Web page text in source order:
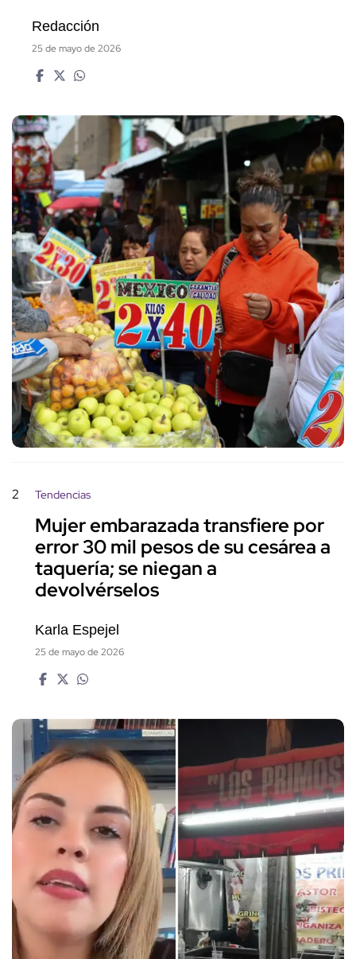
Redacción
25 de mayo de 2026
2 Tendencias
Mujer embarazada transfiere por
error 30 mil pesos de su cesárea a
taquería; se niegan a
devolvérselos
Karla Espejel
25 de mayo de 2026